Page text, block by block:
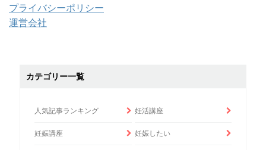
プライバシーポリシー
運営会社
カテゴリー一覧
人気記事ランキング 妊活講座
妊娠講座 妊娠したい